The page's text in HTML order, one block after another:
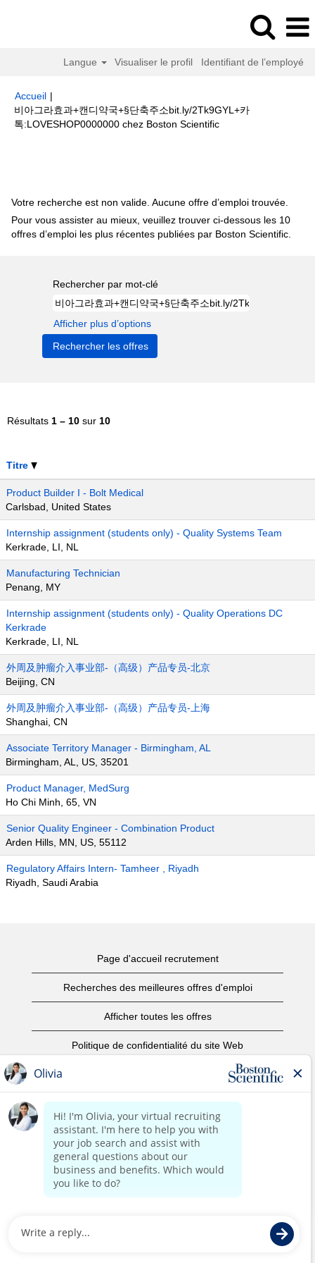
Langue Visualiser le profil Identifiant de l’employé
Accueil |
비아그라효과+캔디약국+§단축주소bit.ly/2Tk9GYL+카
톡:LOVESHOP0000000 chez Boston Scientific(page
Votre recherche est non valide. Aucune offre d’emploi trouvée.
Pour vous assister au mieux, veuillez trouver ci-dessous les 10
offres d’emploi les plus récentes publiées par Boston Scientific.
Rechercher par mot-clé
Afficher plus d’options
Résultats 1 – 10 sur 10
Titre
Product Builder I - Bolt Medical
Carlsbad, United States
Internship assignment (students only) - Quality Systems Team
Kerkrade, LI, NL
Manufacturing Technician
Penang, MY
Internship assignment (students only) - Quality Operations DC
Kerkrade
Kerkrade, LI, NL
外周及肿瘤介入事业部-（高级）产品专员-北京
Beijing, CN
外周及肿瘤介入事业部-（高级）产品专员-上海
Shanghai, CN
Associate Territory Manager - Birmingham, AL
Birmingham, AL, US, 35201
Product Manager, MedSurg
Ho Chi Minh, 65, VN
Senior Quality Engineer - Combination Product
Arden Hills, MN, US, 55112
Regulatory Affairs Intern- Tamheer , Riyadh
Riyadh, Saudi Arabia
Page d'accueil recrutement
Recherches des meilleures offres d'emploi
Afficher toutes les offres
Politique de confidentialité du site Web
Avis de droits d’auteur
Nous contacter
Page d'accueil du site de l'entreprise